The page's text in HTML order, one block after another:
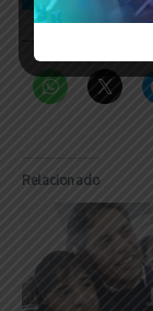
Relacionado